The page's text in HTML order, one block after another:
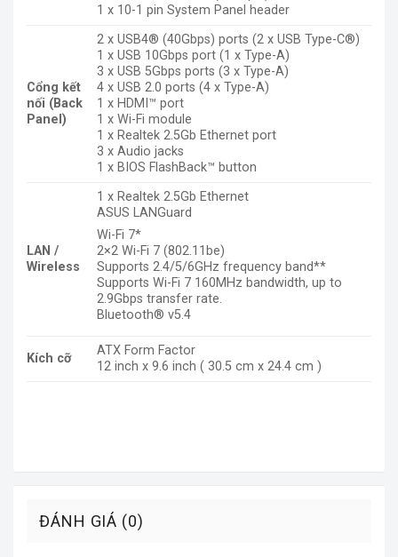
1 x 10-1 pin System Panel header
Cổng kết
nối (Back
Panel)
2 x USB4® (40Gbps) ports (2 x USB Type-C®)
1 x USB 10Gbps port (1 x Type-A)
3 x USB 5Gbps ports (3 x Type-A)
4 x USB 2.0 ports (4 x Type-A)
1 x HDMI ™ port
1 x Wi-Fi module
1 x Realtek 2.5Gb Ethernet port
3 x Audio jacks
1 x BIOS FlashBack™ button
LAN /
Wireless
1 x Realtek 2.5Gb Ethernet
ASUS LANGuard
Wi-Fi 7*
2×2 Wi-Fi 7 (802.11be)
Supports 2.4/5/6GHz frequency band**
Supports Wi-Fi 7 160MHz bandwidth, up to
2.9Gbps transfer rate.
Bluetooth® v5.4
Kích cỡ
ATX Form Factor
12 inch x 9.6 inch ( 30.5 cm x 24.4 cm )
ĐÁNH GIÁ (0)